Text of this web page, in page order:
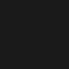
ventana)
ventana)